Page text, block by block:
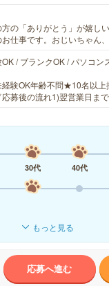
方の「ありがとう」が嬉し
仕事です。おじいちゃん
/ ブランクOK / パソコン
経験OK年齢不問★10名以
募後の流れ1)翌営業日ま
30代 40代
もっと見る
応募へ進む